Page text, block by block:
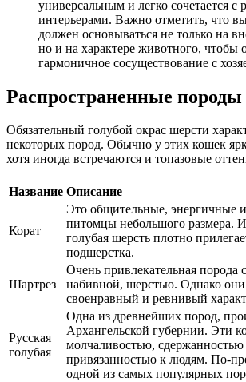
универсальным и легко сочетается с
интерьерами. Важно отметить, что
должен основываться не только на
но и на характере животного, чтобы
гармоничное сосуществование с
Распространенные породы
Обязательный голубой окрас шерсти
некоторых пород. Обычно у этих кошек
хотя иногда встречаются и топазовые
Название Описание
Корат
Это общительные, энергичные
питомцы небольшого размера.
голубая шерсть плотно
подшерстка.
Шартрез
Очень привлекательная порода
набивной, шерстью. Однако они
своенравный и ревнивый
Русская
голубая
Одна из древнейших пород,
Архангельской губернии. Эти
молчаливостью, сдержанностью
привязанностью к людям. По-
одной из самых популярных